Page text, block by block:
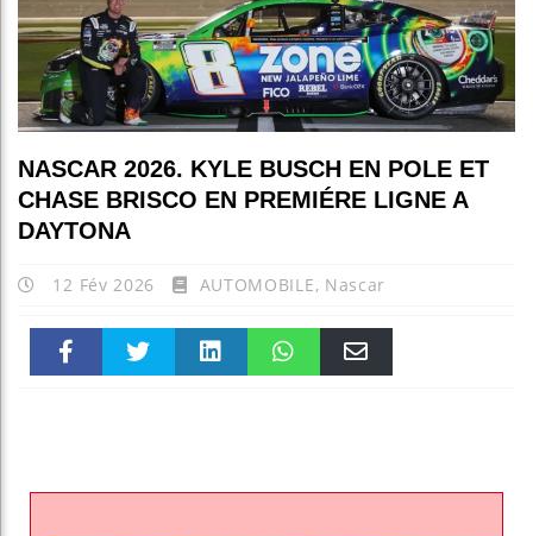
NASCAR 2026. KYLE BUSCH EN POLE ET
CHASE BRISCO EN PREMIÉRE LIGNE A
DAYTONA
12 Fév 2026 AUTOMOBILE, Nascar